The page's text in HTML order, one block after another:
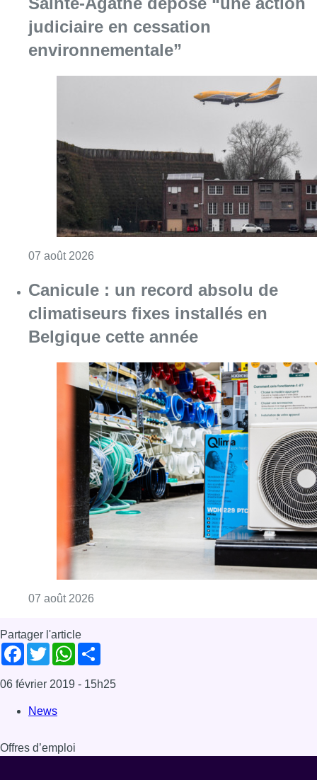
judiciaire en cessation
environnementale”
07 août 2026
Canicule : un record absolu de
climatiseurs fixes installés en
Belgique cette année
07 août 2026
Partager l'article
Facebook
TwitterWhatsApp
06 février 2019 - 15h25
News
Offres d’emploi